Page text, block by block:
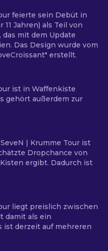
feierte sein Debüt in
11 Jahren) als Teil von
das mit dem Update
Das Design wurde vom
erstellt.
ist in Waffenkiste
gehört außerdem zur
| Krumme Tour ist
Dropchance von
ergibt. Dadurch ist
liegt preislich zwischen
damit als ein
ist derzeit auf mehreren